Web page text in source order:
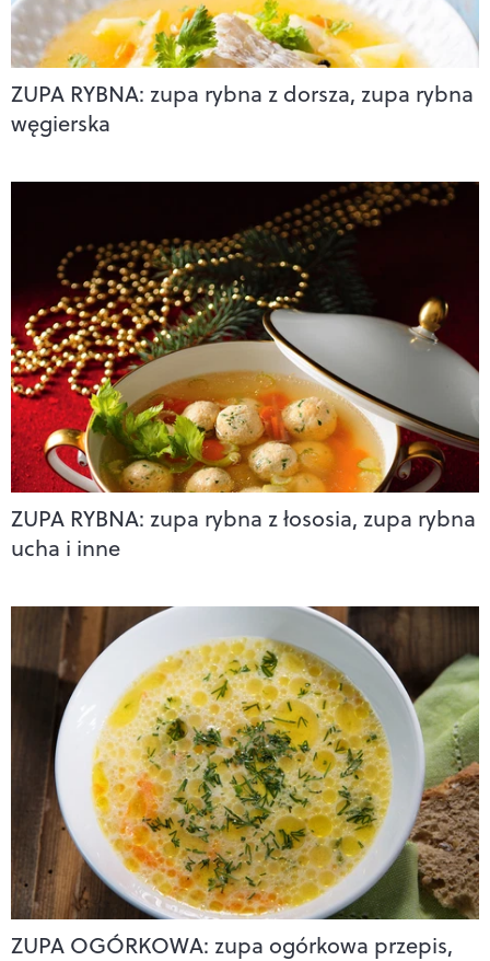
ZUPA RYBNA: zupa rybna z dorsza, zupa rybna
węgierska
ZUPA RYBNA: zupa rybna z łososia, zupa rybna
ucha i inne
ZUPA OGÓRKOWA: zupa ogórkowa przepis,